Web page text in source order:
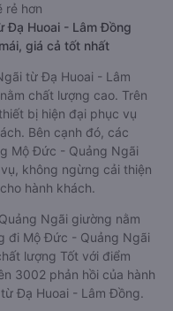
rẻ hơn
Đạ Huoai - Lâm Đồng
giá cả tốt nhất
từ Đạ Huoai - Lâm
chất lượng cao. Trên
bị hiện đại phục vụ
Bên cạnh đó, các
Mộ Đức - Quảng Ngãi
không ngừng cải thiện
hành khách.
Ngãi giường nằm
đi Mộ Đức - Quảng Ngãi
lượng Tốt với điểm
3002 phản hồi của hành
Đạ Huoai - Lâm Đồng.